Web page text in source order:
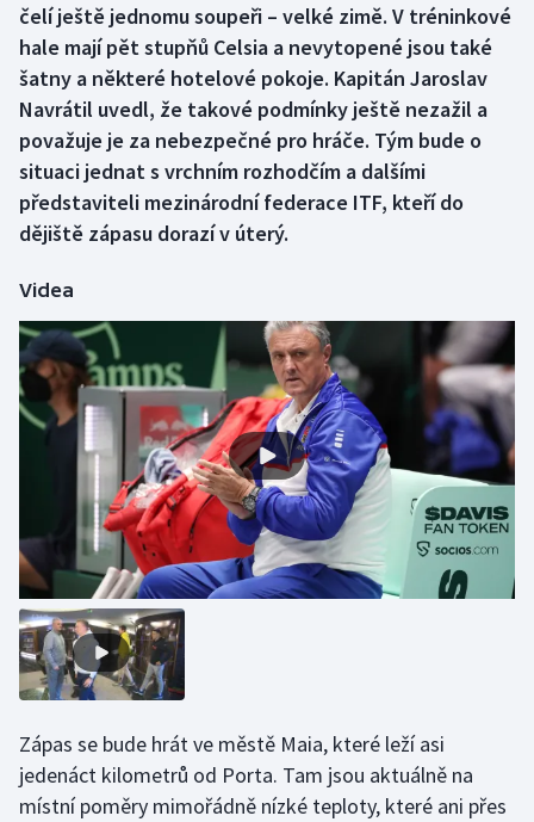
Curling
Dostihy
Florbal
Futsal
Gymnastika
Házená
Jezdectví
Krasobruslení
Lezení
Lyže a snowboard
Motorsport
čelí ještě jednomu soupeři – velké zimě. V tréninkové
hale mají pět stupňů Celsia a nevytopené jsou také
šatny a některé hotelové pokoje. Kapitán Jaroslav
Navrátil uvedl, že takové podmínky ještě nezažil a
považuje je za nebezpečné pro hráče. Tým bude o
situaci jednat s vrchním rozhodčím a dalšími
představiteli mezinárodní federace ITF, kteří do
dějiště zápasu dorazí v úterý.
Videa
Zápas se bude hrát ve městě Maia, které leží asi
jedenáct kilometrů od Porta. Tam jsou aktuálně na
místní poměry mimořádně nízké teploty, které ani přes